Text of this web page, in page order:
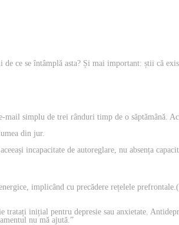
ce se întâmplă asta? Și mai important: știi că
simplu de trei rânduri timp de o săptămână.
din jur.
incapacitate de autoreglare, nu absența
implicând cu precădere rețelele
inițial pentru depresie sau anxietate.
nu mă ajută.”